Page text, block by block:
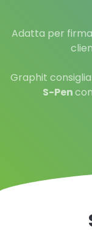
Adatta per
Graphit
S-Pen